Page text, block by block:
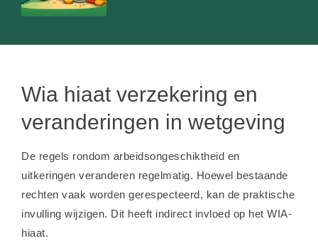
Wia hiaat verzekering en
veranderingen in wetgeving
De regels rondom arbeidsongeschiktheid en
uitkeringen veranderen regelmatig. Hoewel bestaande
rechten vaak worden gerespecteerd, kan de praktische
invulling wijzigen. Dit heeft indirect invloed op het WIA-
hiaat.